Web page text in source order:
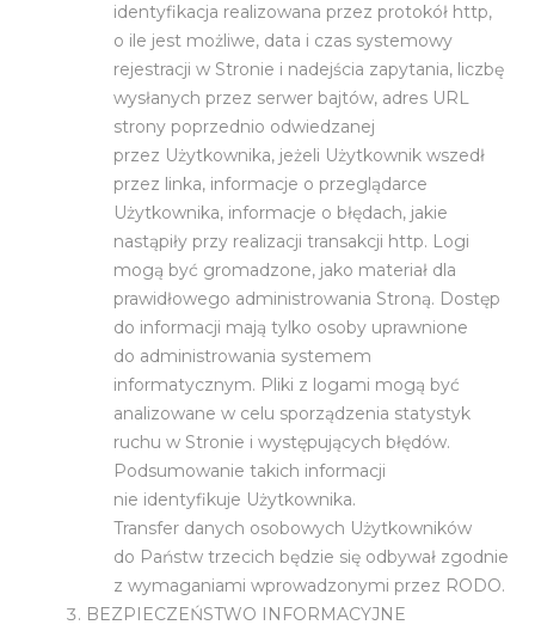
identyfikacja realizowana przez protokół http,
o ile jest możliwe, data i czas systemowy
rejestracji w Stronie i nadejścia zapytania, liczbę
wysłanych przez serwer bajtów, adres URL
strony poprzednio odwiedzanej
przez Użytkownika, jeżeli Użytkownik wszedł
przez linka, informacje o przeglądarce
Użytkownika, informacje o błędach, jakie
nastąpiły przy realizacji transakcji http. Logi
mogą być gromadzone, jako materiał dla
prawidłowego administrowania Stroną. Dostęp
do informacji mają tylko osoby uprawnione
do administrowania systemem
informatycznym. Pliki z logami mogą być
analizowane w celu sporządzenia statystyk
ruchu w Stronie i występujących błędów.
Podsumowanie takich informacji
nie identyfikuje Użytkownika.
Transfer danych osobowych Użytkowników
do Państw trzecich będzie się odbywał zgodnie
z wymaganiami wprowadzonymi przez RODO.
BEZPIECZEŃSTWO INFORMACYJNE